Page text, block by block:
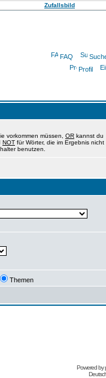
Zufallsbild
FAQ
Profil
vorkommen müssen, OR kannst du
NOT für Wörter, die im Ergebnis nicht
benutzen.
Themen
Powered by